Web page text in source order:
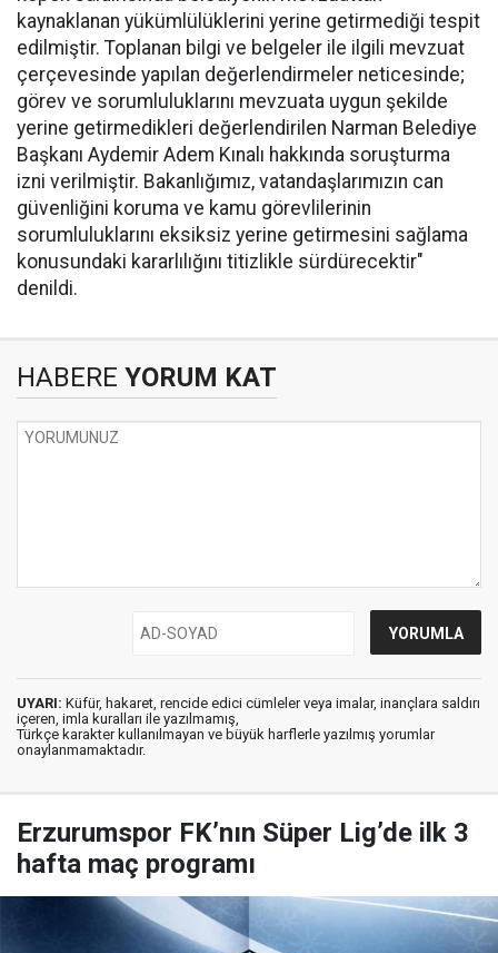
kaynaklanan yükümlülüklerini yerine getirmediği tespit
edilmiştir. Toplanan bilgi ve belgeler ile ilgili mevzuat
çerçevesinde yapılan değerlendirmeler neticesinde;
görev ve sorumluluklarını mevzuata uygun şekilde
yerine getirmedikleri değerlendirilen Narman Belediye
Başkanı Aydemir Adem Kınalı hakkında soruşturma
izni verilmiştir. Bakanlığımız, vatandaşlarımızın can
güvenliğini koruma ve kamu görevlilerinin
sorumluluklarını eksiksiz yerine getirmesini sağlama
konusundaki kararlılığını titizlikle sürdürecektir"
denildi.
HABERE YORUM KAT
UYARI: Küfür, hakaret, rencide edici cümleler veya imalar, inançlara saldırı
içeren, imla kuralları ile yazılmamış,
Türkçe karakter kullanılmayan ve büyük harflerle yazılmış yorumlar
onaylanmamaktadır.
Erzurumspor FK’nın Süper Lig’de ilk 3
hafta maç programı